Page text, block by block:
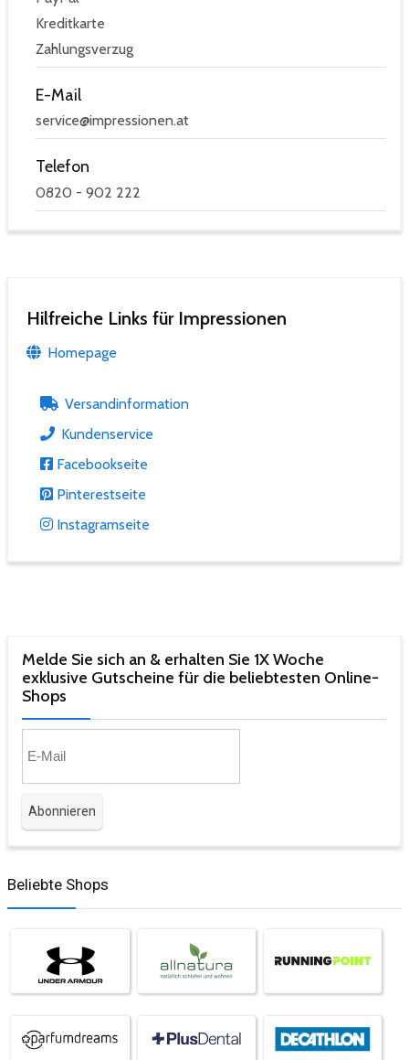
Kreditkarte
Zahlungsverzug
E-Mail
service@impressionen.at
Telefon
0820 - 902 222
Hilfreiche Links für Impressionen
Homepage
Versandinformation
Kundenservice
Facebookseite
Pinterestseite
Instagramseite
Melde Sie sich an & erhalten Sie 1X Woche
exklusive Gutscheine für die beliebtesten Online-
Shops​
Beliebte Shops